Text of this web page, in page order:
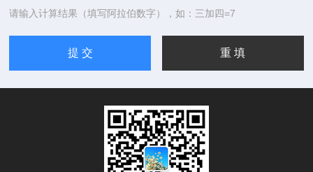
请输入计算结果（填写阿拉伯数字），如：三加四=7